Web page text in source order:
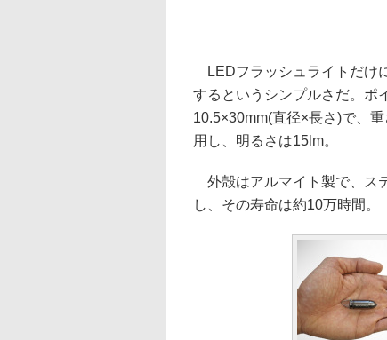
LEDフラッシュライトだけ
するというシンプルさだ。ポ
10.5×30mm(直径×長さ)で、
用し、明るさは15lm。
外殻はアルマイト製で、ス
し、その寿命は約10万時間。